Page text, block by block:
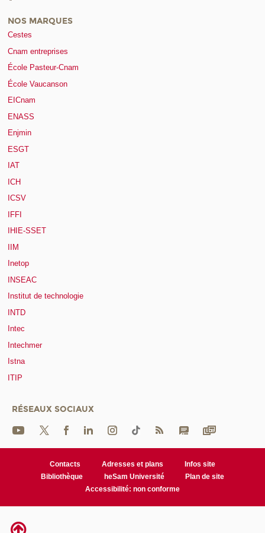
NOS MARQUES
Cestes
Cnam entreprises
École Pasteur-Cnam
École Vaucanson
EICnam
ENASS
Enjmin
ESGT
IAT
ICH
ICSV
IFFI
IHIE-SSET
IIM
Inetop
INSEAC
Institut de technologie
INTD
Intec
Intechmer
Istna
ITIP
RÉSEAUX SOCIAUX
Contacts Adresses et plans
Infos site
Bibliothèque
heSam Université
Plan de site
Accessibilité: non conforme